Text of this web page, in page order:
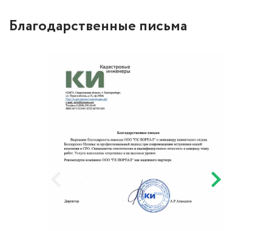
Благодарственные письма